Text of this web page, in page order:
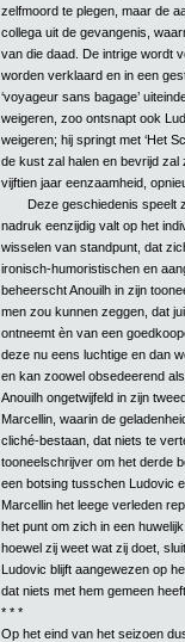
zelfmoord te plegen, maar de
collega uit de gevangenis,
van die daad. De intrige wordt
worden verklaard en in een
‘voyageur sans bagage’
weigeren, zoo ontsnapt ook
weigeren; hij springt met ‘Het
de kust zal halen en bevrijd zal
vijftien jaar eenzaamheid,
Deze geschiedenis speelt
nadruk eenzijdig valt op het
wisselen van standpunt, dat
ironisch-humoristischen en
beheerscht Anouilh in zijn
men zou kunnen zeggen, dat
ontneemt èn van een
deze nu eens luchtige en dan
en kan zoowel obsedeerend
Anouilh ongetwijfeld in zijn
Marcellin, waarin de
cliché-bestaan, dat niets te
tooneelschrijver om het derde
een botsing tusschen Ludovic
Marcellin het leege verleden
het punt om zich in een
hoewel zij weet wat zij doet,
Ludovic blijft aangewezen op
dat niets met hem gemeen
* * *
Op het eind van het seizoen